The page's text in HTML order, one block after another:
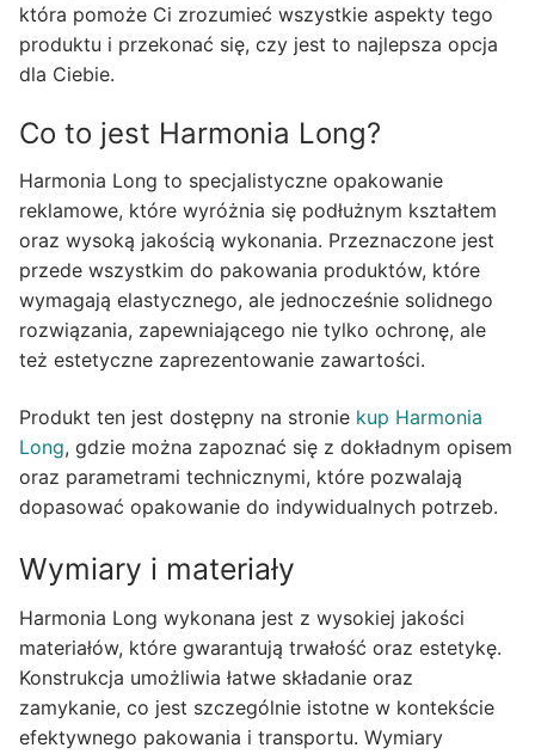
która pomoże Ci zrozumieć wszystkie aspekty tego
produktu i przekonać się, czy jest to najlepsza opcja
dla Ciebie.
Co to jest Harmonia Long?
Harmonia Long to specjalistyczne opakowanie
reklamowe, które wyróżnia się podłużnym kształtem
oraz wysoką jakością wykonania. Przeznaczone jest
przede wszystkim do pakowania produktów, które
wymagają elastycznego, ale jednocześnie solidnego
rozwiązania, zapewniającego nie tylko ochronę, ale
też estetyczne zaprezentowanie zawartości.
Produkt ten jest dostępny na stronie kup Harmonia
Long, gdzie można zapoznać się z dokładnym opisem
oraz parametrami technicznymi, które pozwalają
dopasować opakowanie do indywidualnych potrzeb.
Wymiary i materiały
Harmonia Long wykonana jest z wysokiej jakości
materiałów, które gwarantują trwałość oraz estetykę.
Konstrukcja umożliwia łatwe składanie oraz
zamykanie, co jest szczególnie istotne w kontekście
efektywnego pakowania i transportu. Wymiary